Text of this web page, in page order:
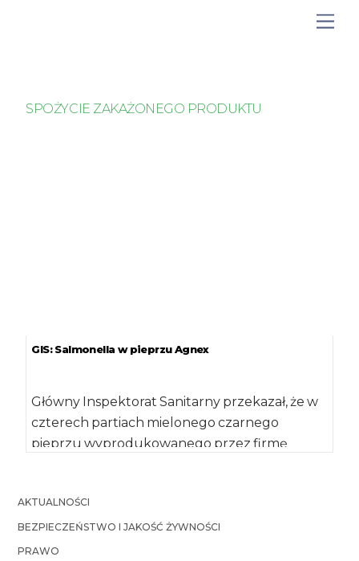
SPOŻYCIE ZAKAŻONEGO PRODUKTU
GIS: Salmonella w pieprzu Agnex
Główny Inspektorat Sanitarny przekazał, że w
czterech partiach mielonego czarnego
pieprzu wyprodukowanego przez firmę
AKTUALNOŚCI
BEZPIECZEŃSTWO I JAKOŚĆ ŻYWNOŚCI
PRAWO